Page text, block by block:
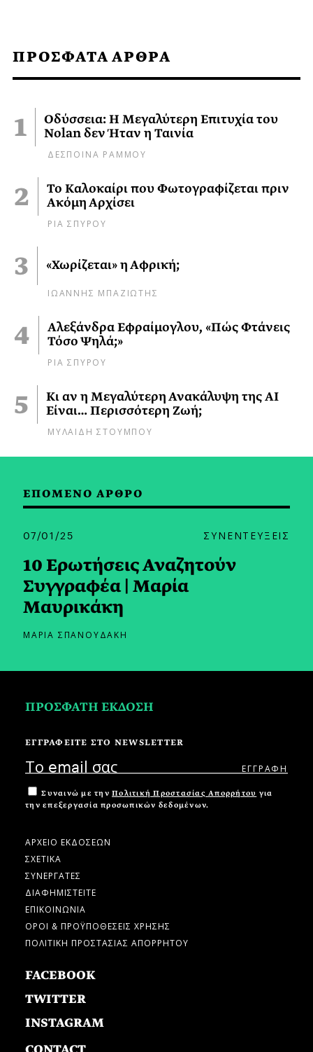
ΠΡΟΣΦΑΤΑ ΑΡΘΡΑ
Οδύσσεια: Η Μεγαλύτερη Επιτυχία του
Nolan δεν Ήταν η Ταινία
ΔΕΣΠΟΙΝΑ ΡΑΜΜΟΥ
Το Καλοκαίρι που Φωτογραφίζεται πριν
Ακόμη Αρχίσει
ΡΙΑ ΣΠΥΡΟΥ
«Χωρίζεται» η Αφρική;
ΙΩΑΝΝΗΣ ΜΠΑΖΙΩΤΗΣ
Αλεξάνδρα Εφραίμογλου, «Πώς Φτάνεις
Τόσο Ψηλά;»
ΡΙΑ ΣΠΥΡΟΥ
Κι αν η Μεγαλύτερη Ανακάλυψη της AI
Είναι… Περισσότερη Ζωή;
ΜΥΛΑΙΔΗ ΣΤΟΥΜΠΟΥ
ΕΠΟΜΕΝΟ ΑΡΘΡΟ
07/01/25 ΣΥΝΕΝΤΕΥΞΕΙΣ
10 Ερωτήσεις Αναζητούν
Συγγραφέα | Μαρία
Μαυρικάκη
ΜΑΡΙΑ ΣΠΑΝΟΥΔΑΚΗ
ΠΡΟΣΦΑΤΗ ΕΚΔΟΣΗ
ΕΓΓΡΑΦΕΙΤΕ ΣΤΟ NEWSLETTER
Συναινώ με την Πολιτική Προστασίας Απορρήτου για
την επεξεργασία προσωπικών δεδομένων.
ΑΡΧΕΙΟ ΕΚΔΟΣΕΩΝ
ΣΧΕΤΙΚΑ
ΣΥΝΕΡΓΑΤΕΣ
ΔΙΑΦΗΜΙΣΤΕΙΤΕ
ΕΠΙΚΟΙΝΩΝΙΑ
ΟΡΟΙ & ΠΡΟΫΠΟΘΕΣΕΙΣ ΧΡΗΣΗΣ
ΠΟΛΙΤΙΚΗ ΠΡΟΣΤΑΣΙΑΣ ΑΠΟΡΡΗΤΟΥ
FACEBOOK
TWITTER
INSTAGRAM